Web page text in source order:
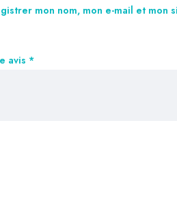
avis *
mon nom, mon e-mail et mon